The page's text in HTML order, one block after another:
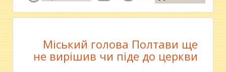
Міський голова Полтави ще
не вирішив чи піде до церкви